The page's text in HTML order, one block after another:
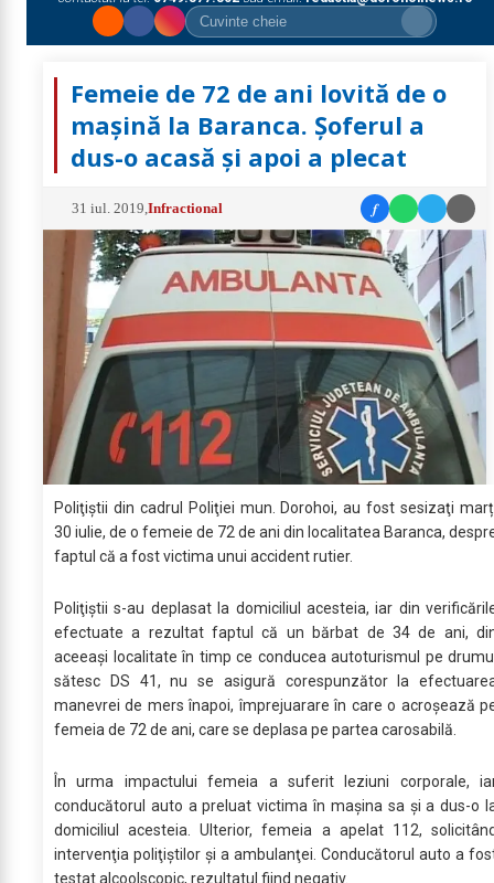
Femeie de 72 de ani lovită de o
mașină la Baranca. Șoferul a
dus-o acasă şi apoi a plecat
31 iul. 2019 ,Infractional f
Poliţiştii din cadrul Poliţiei mun. Dorohoi, au fost sesizaţi
30 iulie, de o femeie de 72 de ani din localitatea Baranca,
faptul că a fost victima unui accident rutier.
Poliţiştii s-au deplasat la domiciliul acesteia, iar din
efectuate a rezultat faptul că un bărbat de 34 de ani,
aceeaşi localitate în timp ce conducea autoturismul pe
sătesc DS 41, nu se asigură corespunzător la
manevrei de mers înapoi, împrejuarare în care o acroşează
femeia de 72 de ani, care se deplasa pe partea carosabilă.
În urma impactului femeia a suferit leziuni corporale,
conducătorul auto a preluat victima în maşina sa şi a dus-o
domiciliul acesteia. Ulterior, femeia a apelat 112,
intervenţia poliţiştilor şi a ambulanţei. Conducătorul auto a
testat alcoolscopic, rezultatul fiind negativ.